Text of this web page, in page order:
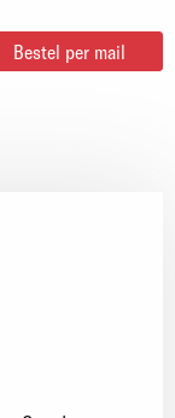
Bestel per mail